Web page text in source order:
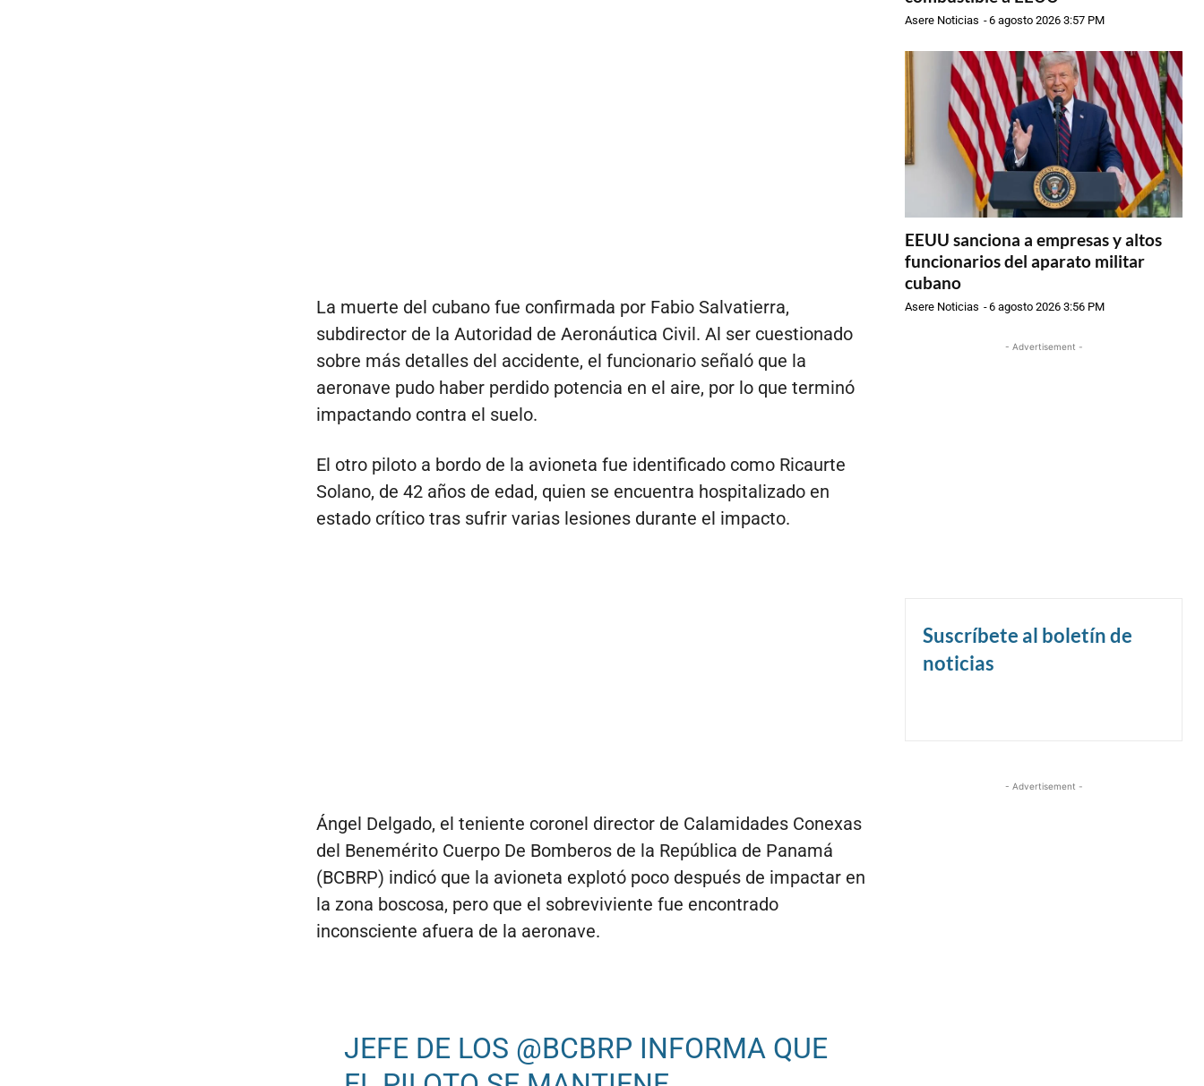
La muerte del cubano fue confirmada por Fabio Salvatierra,
subdirector de la Autoridad de Aeronáutica Civil. Al ser cuestionado
sobre más detalles del accidente, el funcionario señaló que la
aeronave pudo haber perdido potencia en el aire, por lo que terminó
impactando contra el suelo.
El otro piloto a bordo de la avioneta fue identificado como Ricaurte
Solano, de 42 años de edad, quien se encuentra hospitalizado en
estado crítico tras sufrir varias lesiones durante el impacto.
Ángel Delgado, el teniente coronel director de Calamidades Conexas
del Benemérito Cuerpo De Bomberos de la República de Panamá
(BCBRP) indicó que la avioneta explotó poco después de impactar en
la zona boscosa, pero que el sobreviviente fue encontrado
inconsciente afuera de la aeronave.
JEFE DE LOS @BCBRP INFORMA QUE
Asere Noticias -6 agosto 2026 3:57 PM
EEUU sanciona a empresas y altos
funcionarios del aparato militar
cubano
Asere Noticias -6 agosto 2026 3:56 PM
- Advertisement -
Suscríbete al boletín de
noticias
- Advertisement -